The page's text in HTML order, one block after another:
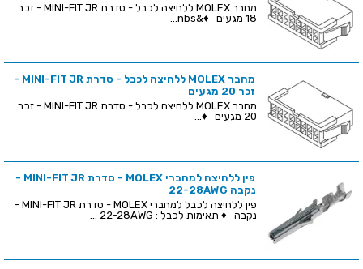
מחבר MOLEX ללחיצה לכבל - סדרת MINI-FIT JR - זכר
18 מגעים ♦&nbs...
מחבר MOLEX ללחיצה לכבל - סדרת MINI-FIT JR -
זכר 20 מגעים
מחבר MOLEX ללחיצה לכבל - סדרת MINI-FIT JR - זכר
20 מגעים ♦...
פין ללחיצה למחברי MOLEX - סדרת MINI-FIT JR -
נקבה 22-28AWG
פין ללחיצה לכבל למחברי MOLEX - סדרת MINI-FIT JR -
נקבה ♦ תאימות לכבל : 22-28AWG ...